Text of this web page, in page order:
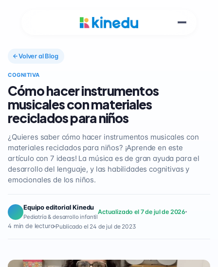
Volver al Blog
COGNITIVA
Cómo hacer instrumentos
musicales con materiales
reciclados para niños
¿Quieres saber cómo hacer instrumentos musicales con
materiales reciclados para niños? ¡Aprende en este
artículo con 7 ideas! La música es de gran ayuda para el
desarrollo del lenguaje, y las habilidades cognitivas y
emocionales de los niños.
Equipo editorial Kinedu
Pediatría & desarrollo infantil
Actualizado el 7 de jul de 2026
4 min de lectura Publicado el 24 de jul de 2023